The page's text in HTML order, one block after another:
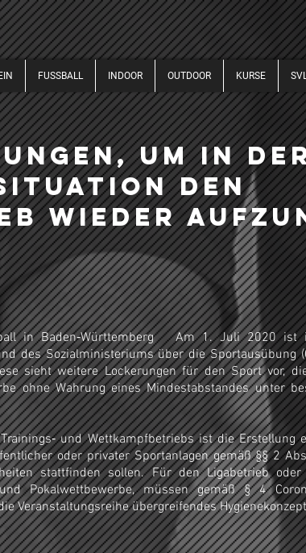
FUSSBALL INDOOR OUTDOOR KURSE
um in
den
wieder
in Baden‐Württemberg Am 1. Juli 2020 ist
des Sozialministeriums über die Sportausübung
sieht weitere Lockerungen für den Sport vor,
ohne Wahrung eines Mindestabstandes unter
und Wettkampfbetriebs ist die Erstellung
oder privater Sportanlagen gemäß §§ 2
stattfinden sollen. Für den Ligabetrieb
Pokalwettbewerbe, müssen gemäß § 4
Veranstaltungsreihe übergreifendes